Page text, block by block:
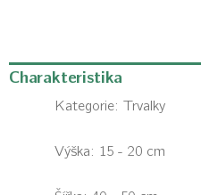
Charakteristika
Kategorie: Trvalky
Výška: 15 - 20 cm